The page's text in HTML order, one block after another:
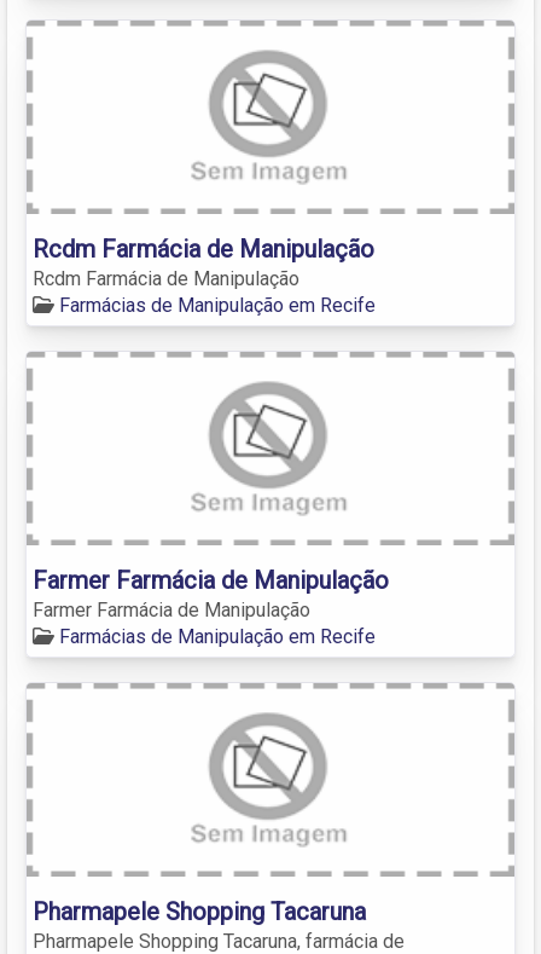
Rcdm Farmácia de Manipulação
Rcdm Farmácia de Manipulação
Farmácias de Manipulação em Recife
Farmer Farmácia de Manipulação
Farmer Farmácia de Manipulação
Farmácias de Manipulação em Recife
Pharmapele Shopping Tacaruna
Pharmapele Shopping Tacaruna, farmácia de